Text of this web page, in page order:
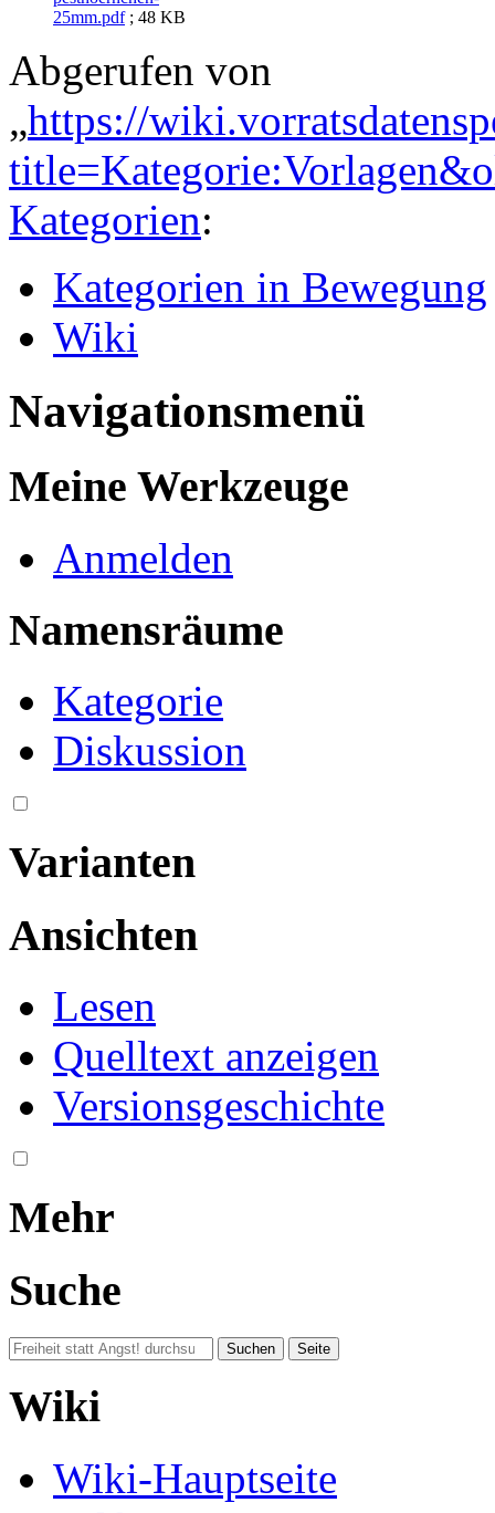
25mm.pdf; 48 KB
Abgerufen von
„https://
Kategorien:
Kategorien in Bewegung
Wiki
Navigationsmenü
Meine Werkzeuge
Anmelden
Namensräume
Kategorie
Diskussion
Varianten
Ansichten
Lesen
Quelltext anzeigen
Versionsgeschichte
Mehr
Suche
Wiki
Wiki-Hauptseite